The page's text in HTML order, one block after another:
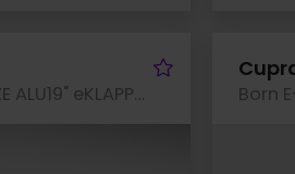
Formentor 1.5 KAMERA eSITZE ALU19" eKLAPPE NAVI
Fahrzeug